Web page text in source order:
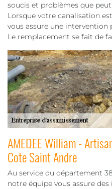
soucis et problèmes que
Lorsque votre canalisation
vous assure une
Le remplacement se fait de
AMEDEE William -
Cote Saint Andre
Au service du département
notre équipe vous assure